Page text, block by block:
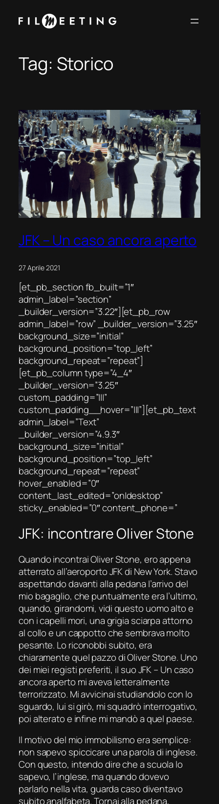
Tag: Storico
JFK – Un caso ancora aperto
27 Aprile 2021
[et_pb_section fb_built=”1″
admin_label=”section”
_builder_version=”3.22″][et_pb_row
admin_label=”row” _builder_version=”3.25″
background_size=”initial”
background_position=”top_left”
background_repeat=”repeat”]
[et_pb_column type=”4_4″
_builder_version=”3.25″
custom_padding=”|||”
custom_padding__hover=”|||”][et_pb_text
admin_label=”Text”
_builder_version=”4.9.3″
background_size=”initial”
background_position=”top_left”
background_repeat=”repeat”
hover_enabled=”0″
content_last_edited=”on|desktop”
sticky_enabled=”0″ content_phone=”
JFK: incontrare Oliver Stone
Quando incontrai Oliver Stone, ero appena
atterrato all’aeroporto JFK di New York. Stavo
aspettando davanti alla pedana l’arrivo del
mio bagaglio, che puntualmente era l’ultimo,
quando, girandomi, vidi questo uomo alto e
con i capelli mori, una grigia sciarpa attorno
al collo e un cappotto che sembrava molto
pesante. Lo riconobbi subito, era
chiaramente quel pazzo di Oliver Stone. Uno
dei miei registi preferiti, il suoJFK – Un caso
ancora aperto mi aveva letteralmente
terrorizzato. Mi avvicinai studiandolo con lo
sguardo, lui si girò, mi squadrò interrogativo,
poi alterato e infine mi mandò a quel paese.
Il motivo del mio immobilismo era semplice:
non sapevo spiccicare una parola di inglese.
Con questo, intendo dire che a scuola lo
sapevo, l’inglese, ma quando dovevo
parlarlo nella vita, guarda caso diventavo
subito analfabeta. Tornai alla pedana,